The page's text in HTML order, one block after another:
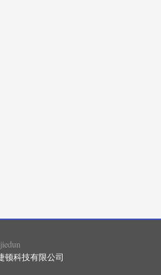
顿科技有限公司